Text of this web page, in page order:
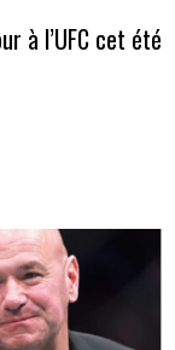
à l’UFC cet été